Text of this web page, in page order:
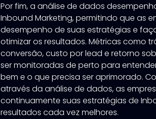
Por fim, a análise de dados
Inbound Marketing, permitindo que as
desempenho de suas estratégias e
otimizar os resultados. Métricas como
conversão, custo por lead e retorno
ser monitoradas de perto para
bem e o que precisa ser aprimorado.
através da análise de dados, as
continuamente suas estratégias de
resultados cada vez melhores.